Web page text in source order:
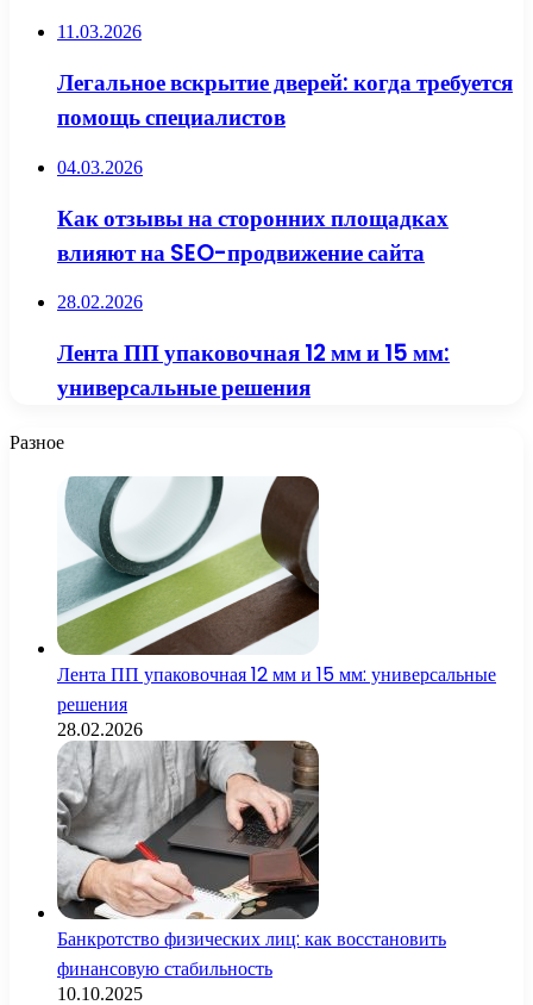
11.03.2026
Легальное вскрытие дверей: когда требуется
помощь специалистов
04.03.2026
Как отзывы на сторонних площадках
влияют на SEO-продвижение сайта
28.02.2026
Лента ПП упаковочная 12 мм и 15 мм:
универсальные решения
Разное
Лента ПП упаковочная 12 мм и 15 мм: универсальные
решения
28.02.2026
Банкротство физических лиц: как восстановить
финансовую стабильность
10.10.2025